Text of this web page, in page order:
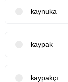
kaynuka
kaypak
kaypakçı